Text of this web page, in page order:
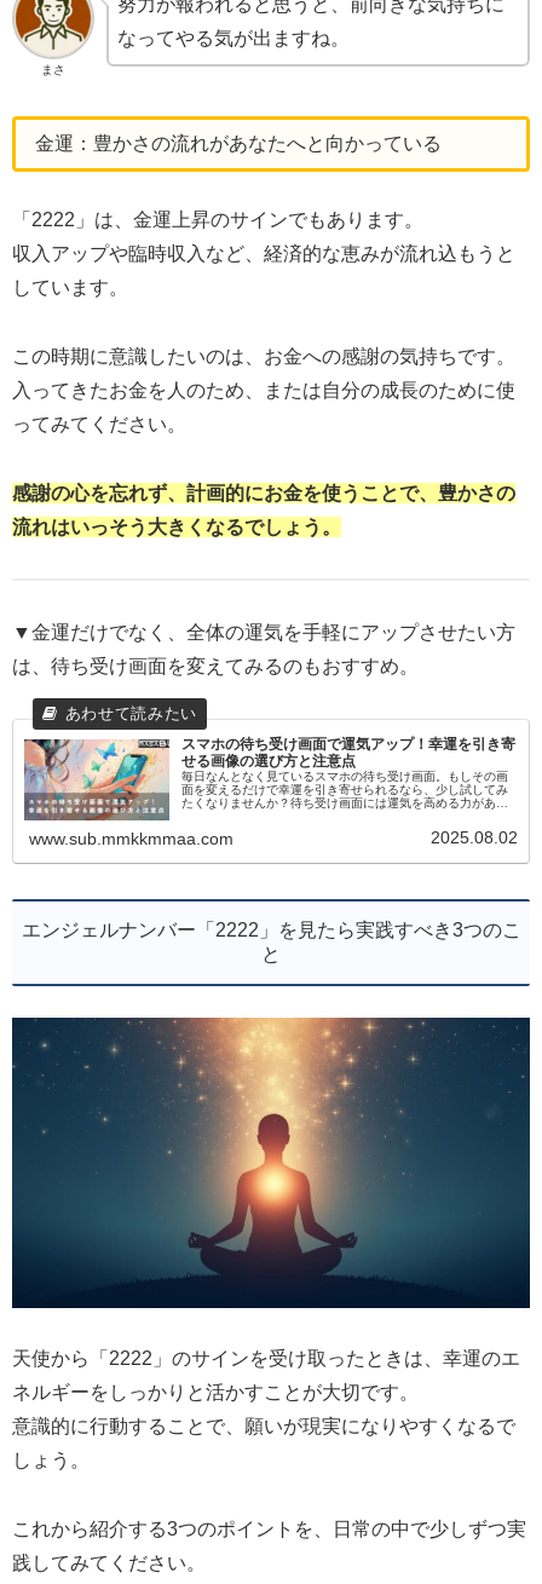
まさ
なってやる気が出ますね。
金運：豊かさの流れがあなたへと向かっている
「2222」は、金運上昇のサインでもあります。
収入アップや臨時収入など、経済的な恵みが流れ込もうと
しています。
この時期に意識したいのは、お金への感謝の気持ちです。
入ってきたお金を人のため、または自分の成長のために使
ってみてください。
感謝の心を忘れず、計画的にお金を使うことで、豊かさの
流れはいっそう大きくなるでしょう。
▼金運だけでなく、全体の運気を手軽にアップさせたい方
は、待ち受け画面を変えてみるのもおすすめ。
スマホの待ち受け画面で運気アップ！幸運を引き寄
せる画像の選び方と注意点
毎日なんとなく見ているスマホの待ち受け画面。もしその画
面を変えるだけで幸運を引き寄せられるなら、少し試してみ
たくなりませんか？待ち受け画面には運気を高める力があり
www.sub.mmkkmmaa.com 2025.08.02
エンジェルナンバー「2222」を見たら実践すべき3つのこ
と
天使から「2222」のサインを受け取ったときは、幸運のエ
ネルギーをしっかりと活かすことが大切です。
意識的に行動することで、願いが現実になりやすくなるで
しょう。
これから紹介する3つのポイントを、日常の中で少しずつ実
践してみてください。